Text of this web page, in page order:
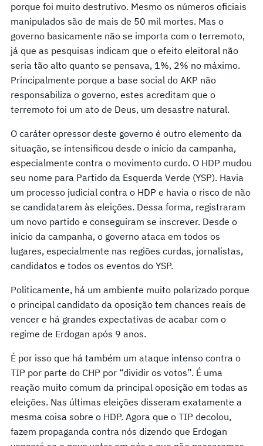
porque foi muito destrutivo. Mesmo os números oficiais
manipulados são de mais de 50 mil mortes. Mas o
governo basicamente não se importa com o terremoto,
já que as pesquisas indicam que o efeito eleitoral não
seria tão alto quanto se pensava, 1%, 2% no máximo.
Principalmente porque a base social do AKP não
responsabiliza o governo, estes acreditam que o
terremoto foi um ato de Deus, um desastre natural.
O caráter opressor deste governo é outro elemento da
situação, se intensificou desde o início da campanha,
especialmente contra o movimento curdo. O HDP mudou
seu nome para Partido da Esquerda Verde (YSP). Havia
um processo judicial contra o HDP e havia o risco de não
se candidatarem às eleições. Dessa forma, registraram
um novo partido e conseguiram se inscrever. Desde o
início da campanha, o governo ataca em todos os
lugares, especialmente nas regiões curdas, jornalistas,
candidatos e todos os eventos do YSP.
Politicamente, há um ambiente muito polarizado porque
o principal candidato da oposição tem chances reais de
vencer e há grandes expectativas de acabar com o
regime de Erdogan após 9 anos.
É por isso que há também um ataque intenso contra o
TIP por parte do CHP por “dividir os votos”. É uma
reação muito comum da principal oposição em todas as
eleições. Nas últimas eleições disseram exatamente a
mesma coisa sobre o HDP. Agora que o TIP decolou,
fazem propaganda contra nós dizendo que Erdogan